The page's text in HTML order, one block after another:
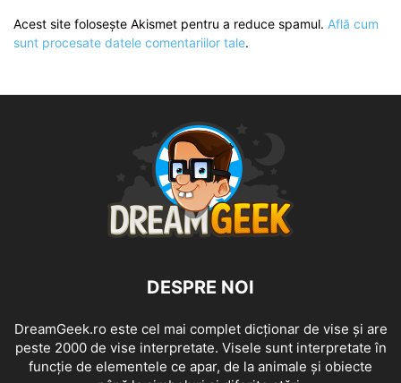
Acest site folosește Akismet pentru a reduce spamul. Află cum
sunt procesate datele comentariilor tale.
DESPRE NOI
DreamGeek.ro este cel mai complet dicționar de vise și are
peste 2000 de vise interpretate. Visele sunt interpretate în
funcție de elementele ce apar, de la animale și obiecte